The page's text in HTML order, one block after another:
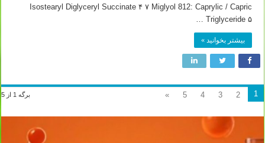
Isostearyl Diglyceryl Succinate ۴ ۷ Miglyol 812: Caprylic / Capric
Triglyceride ۵ …
بیشتر بخوانید »
برگه 1 از 5 1
2
3
4
5
»